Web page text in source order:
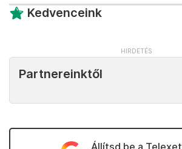
Kedvenceink
Partnereinktől
Állítsd be a Telexet